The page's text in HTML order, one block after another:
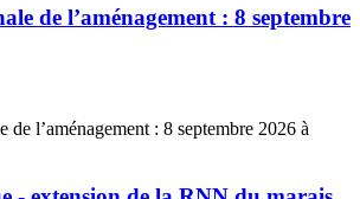
de l’aménagement : 8 septembre